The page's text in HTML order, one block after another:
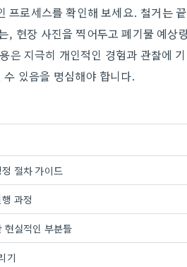
프로세스를 확인해 보세요. 철거는
, 현장 사진을 찍어두고 폐기물 예상
은 지극히 개인적인 경험과 관찰에
있음을 명심해야 합니다.
절차 가이드
과정
현실적인 부분들
기